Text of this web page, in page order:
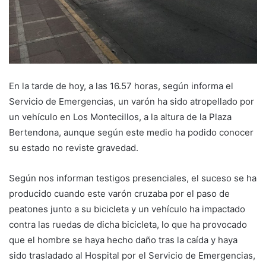
En la tarde de hoy, a las 16.57 horas, según informa el
Servicio de Emergencias, un varón ha sido atropellado por
un vehículo en Los Montecillos, a la altura de la Plaza
Bertendona, aunque según este medio ha podido conocer
su estado no reviste gravedad.
Según nos informan testigos presenciales, el suceso se ha
producido cuando este varón cruzaba por el paso de
peatones junto a su bicicleta y un vehículo ha impactado
contra las ruedas de dicha bicicleta, lo que ha provocado
que el hombre se haya hecho daño tras la caída y haya
sido trasladado al Hospital por el Servicio de Emergencias,